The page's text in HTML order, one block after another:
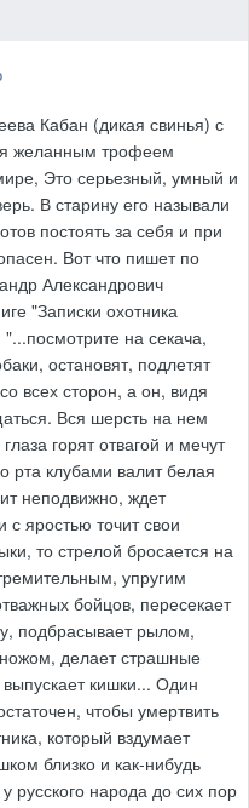
Кабан (дикая свинья) с
желанным трофеем
Это серьезный, умный и
В старину его называли
постоять за себя и при
Вот что пишет по
Александрович
"Записки охотника
на секача,
остановят, подлетят
всех сторон, а он, видя
Вся шерсть на нем
горят отвагой и мечут
рта клубами валит белая
неподвижно, ждет
с яростью точит свои
то стрелой бросается на
упругим
бойцов, пересекает
подбрасывает рылом,
делает страшные
кишки... Один
чтобы умертвить
который вздумает
близко и как-нибудь
русского народа до сих пор